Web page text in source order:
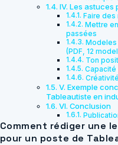
IV. Les astuces
Faire des
Mettre
passées
Modeles
(PDF, 12
Ton
Capacité
V. Exemple
Tableautiste en
VI. Conclusion
Comment rédiger une
pour un poste de